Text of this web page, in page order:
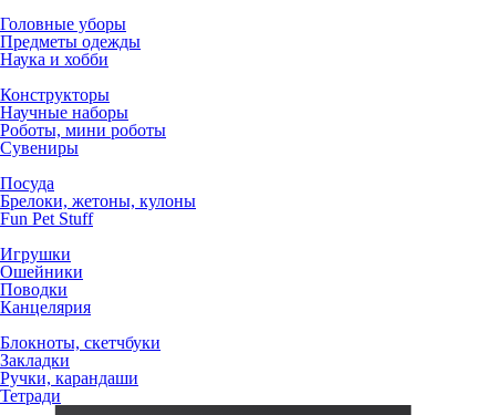
Головные уборы
Предметы одежды
Наука и хобби
Конструкторы
Научные наборы
Роботы, мини роботы
Сувениры
Посуда
Брелоки, жетоны, кулоны
Fun Pet Stuff
Игрушки
Ошейники
Поводки
Канцелярия
Блокноты, скетчбуки
Закладки
Ручки, карандаши
Тетради